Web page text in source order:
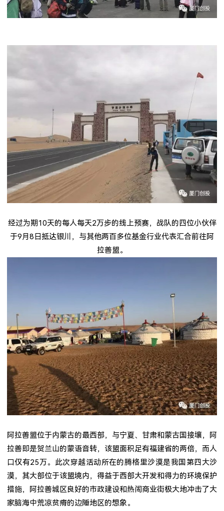
经过为期10天的每人每天2万步的线上预赛，战队的四位小伙伴
于9月 8 日抵达银川，与其他两百多位基金行业代表汇合前往阿
拉善盟。
阿拉善盟位于内蒙古的最西部，与宁夏、甘肃和蒙古国接壤，阿
拉善即是贺兰山的蒙语音转，该盟面积足有福建省的两倍，而人
口仅有25万。此次穿越活动所在的腾格里沙漠是我国第四大沙
漠，其大部位于该盟境内，得益于西部大开发和得力的环境保护
措施，阿拉善城区良好的市政建设和热闹商业街极大地冲击了大
家脑海中荒凉贫瘠的边陲地区的想象。